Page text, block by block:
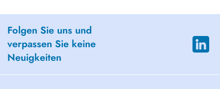
Folgen Sie uns und
verpassen Sie keine
Neuigkeiten